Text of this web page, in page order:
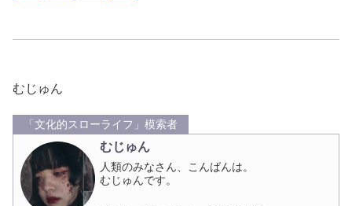
c
b
o
o
k
st
o
n
ail
むじゅん
「文化的スローライフ」模索者
むじゅん
人類のみなさん、こんばんは。
むじゅんです。